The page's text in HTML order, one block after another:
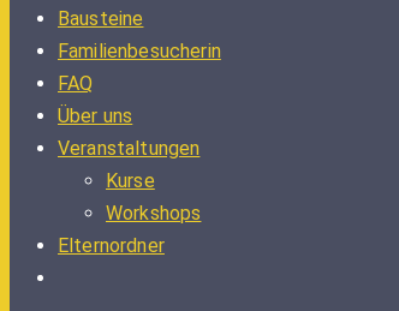
Bausteine
Familienbesucherin
FAQ
Über uns
Veranstaltungen
Kurse
Workshops
Elternordner